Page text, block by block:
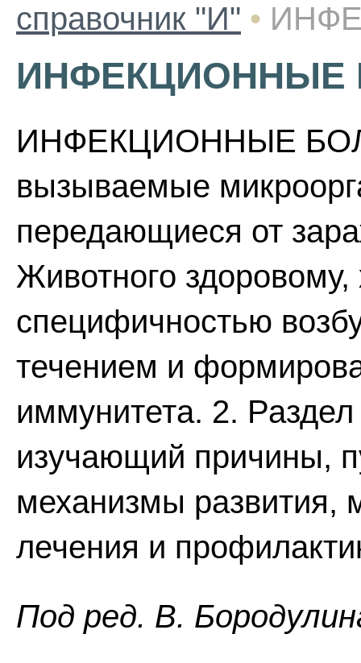
справочник "И" •
ИНФЕКЦИОННЫЕ
ИНФЕКЦИОННЫЕ
вызываемые
передающиеся от
Животного здоровому,
специфичностью
течением и
иммунитета. 2.
изучающий причины,
механизмы развития,
лечения и
Пoд peд. B.